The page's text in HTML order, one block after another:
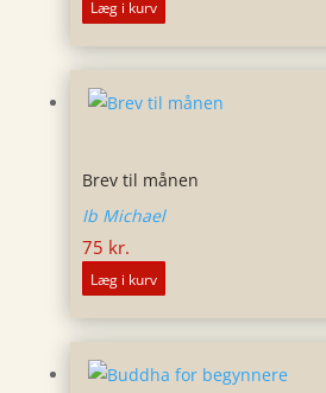
Læg i kurv
Brev til månen
Ib Michael
75 kr.
Læg i kurv